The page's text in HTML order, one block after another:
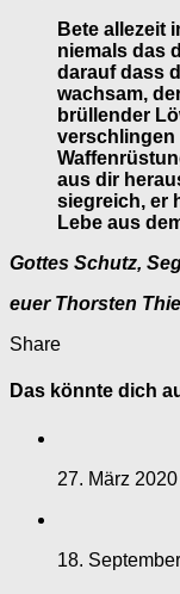
Bete allezeit
niemals das
darauf dass
wachsam,
brüllender
verschlingen
aus dir
siegreich, er
Lebe aus
Gottes Schutz,
euer Thorsten
Share
Das könnte dich
27. März 2020
18.